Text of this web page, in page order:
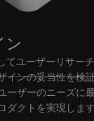
ン
てユーザーリサー
インの妥当性を検
ーザーのニーズに
ダクトを実現しま